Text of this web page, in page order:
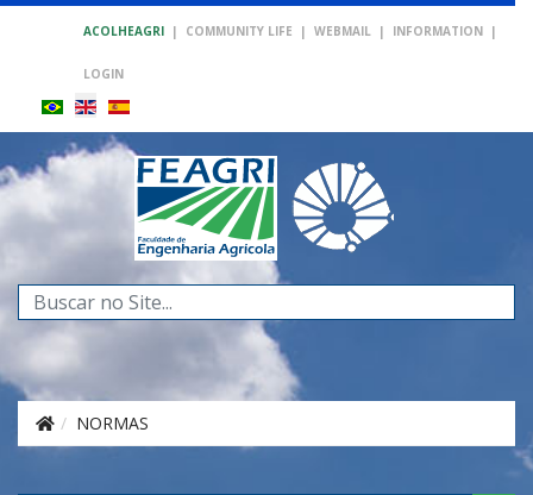
ACOLHEAGRI | COMMUNITY LIFE | WEBMAIL | INFORMATION |
LOGIN
Search
...
NORMAS